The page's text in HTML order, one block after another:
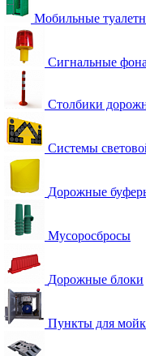
Мобильные
Сигнальные
Столбики
Системы
Дорожные
Мусоросбросы
Дорожные блоки
Пункты для